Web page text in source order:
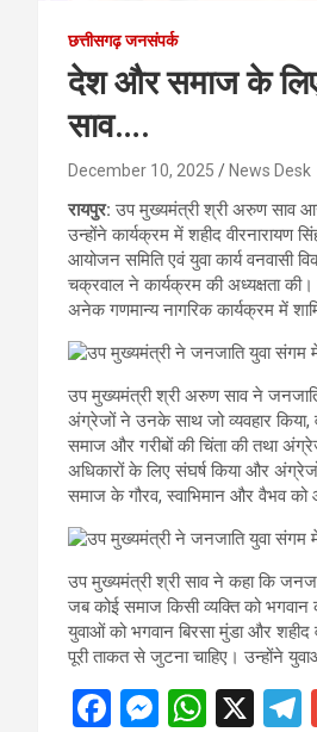
छत्तीसगढ़ जनसंपर्क
देश और समाज के
साव….
December 10, 2025 News Desk
रायपुर:उप मुख्यमंत्री श्री अरुण साव
उन्होंने कार्यक्रम में शहीद वीरनारायण
आयोजन समिति एवं युवा कार्य वनवासी
चक्रवाल ने कार्यक्रम की अध्यक्षता
अनेक गणमान्य नागरिक कार्यक्रम में
उप मुख्यमंत्री श्री अरुण साव ने
अंग्रेजों ने उनके साथ जो व्यवहार
समाज और गरीबों की चिंता की तथा
अधिकारों के लिए संघर्ष किया और
समाज के गौरव, स्वाभिमान और वैभव
उप मुख्यमंत्री श्री साव ने कहा कि
जब कोई समाज किसी व्यक्ति को
युवाओं को भगवान बिरसा मुंडा और
पूरी ताकत से जुटना चाहिए। उन्होंने
F
M W X